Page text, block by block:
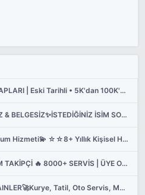
🚀 PROJELİK INSTAGRAM HESAPLARI | Eski Tarihli • 5K'dan 100K'ya | 450 TL'den Başlayan Fiyatlar
(MAVİ TİK HİZMETİ)⭐️EVRAKSIZ & BELGESİZ✨️İSTEDİĞİNİZ İSİM SOYİSİM ve PROFİL FOTOĞRAFI İLE...
7. SEVİYE YEREL REHBER 💫Yorum Hizmeti💫 ☆☆8+ Yıllık Kişisel Hesaplar☆☆
EN UYGUN FİYATA INSTAGRAM TAKİPÇİ 🔥 8000+ SERVİS | ÜYE OLANA 5₺ HEDİYE 🎁 EsatBeyShop SMM PANEL🚀
SATILIK PREMIUM .COM DOMAINLER🚀Kurye, Tatil, Oto Servis, Mobil Oyun ve Daha Fazlası